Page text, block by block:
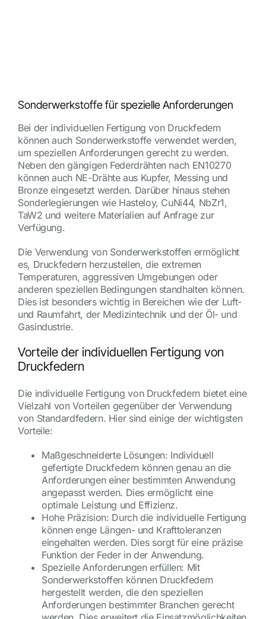
Sonderwerkstoffe für spezielle Anforderungen
Bei der individuellen Fertigung von Druckfedern
können auch Sonderwerkstoffe verwendet werden,
um speziellen Anforderungen gerecht zu werden.
Neben den gängigen Federdrähten nach EN10270
können auch NE-Drähte aus Kupfer, Messing und
Bronze eingesetzt werden. Darüber hinaus stehen
Sonderlegierungen wie Hasteloy, CuNi44, NbZr1,
TaW2 und weitere Materialien auf Anfrage zur
Verfügung.
Die Verwendung von Sonderwerkstoffen ermöglicht
es, Druckfedern herzustellen, die extremen
Temperaturen, aggressiven Umgebungen oder
anderen speziellen Bedingungen standhalten können.
Dies ist besonders wichtig in Bereichen wie der Luft-
und Raumfahrt, der Medizintechnik und der Öl- und
Gasindustrie.
Vorteile der individuellen Fertigung von
Druckfedern
Die individuelle Fertigung von Druckfedern bietet eine
Vielzahl von Vorteilen gegenüber der Verwendung
von Standardfedern. Hier sind einige der wichtigsten
Vorteile:
Maßgeschneiderte Lösungen: Individuell
gefertigte Druckfedern können genau an die
Anforderungen einer bestimmten Anwendung
angepasst werden. Dies ermöglicht eine
optimale Leistung und Effizienz.
Hohe Präzision: Durch die individuelle Fertigung
können enge Längen- und Krafttoleranzen
eingehalten werden. Dies sorgt für eine präzise
Funktion der Feder in der Anwendung.
Spezielle Anforderungen erfüllen: Mit
Sonderwerkstoffen können Druckfedern
hergestellt werden, die den speziellen
Anforderungen bestimmter Branchen gerecht